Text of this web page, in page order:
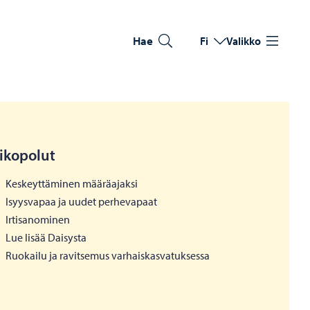
Hae Vaihda kieltä
Nykyinen kieli: Suomi
Fi Valikko
Keskeyttäminen määräajaksi
Isyysvapaa ja uudet perhevapaat
Irtisanominen
Lue lisää Daisysta
Ruokailu ja ravitsemus varhaiskasvatuksessa